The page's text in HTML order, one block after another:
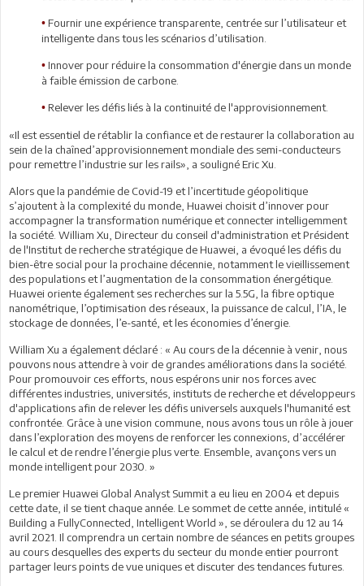
• Fournir une expérience transparente, centrée sur l’utilisateur et
intelligente dans tous les scénarios d’utilisation.
• Innover pour réduire la consommation d'énergie dans un monde
à faible émission de carbone.
• Relever les défis liés à la continuité de l'approvisionnement.
«Il est essentiel de rétablir la confiance et de restaurer la collaboration au
sein de la chaîned’approvisionnement mondiale des semi-conducteurs
pour remettre l’industrie sur les rails», a souligné Eric Xu.
Alors que la pandémie de Covid-19 et l’incertitude géopolitique
s’ajoutent à la complexité du monde, Huawei choisit d’innover pour
accompagner la transformation numérique et connecter intelligemment
la société. William Xu, Directeur du conseil d'administration et Président
de l'Institut de recherche stratégique de Huawei, a évoqué les défis du
bien-être social pour la prochaine décennie, notamment le vieillissement
des populations et l’augmentation de la consommation énergétique.
Huawei oriente également ses recherches sur la 5.5G, la fibre optique
nanométrique, l’optimisation des réseaux, la puissance de calcul, l’IA, le
stockage de données, l’e-santé, et les économies d’énergie.
William Xu a également déclaré : « Au cours de la décennie à venir, nous
pouvons nous attendre à voir de grandes améliorations dans la société.
Pour promouvoir ces efforts, nous espérons unir nos forces avec
différentes industries, universités, instituts de recherche et développeurs
d'applications afin de relever les défis universels auxquels l'humanité est
confrontée. Grâce à une vision commune, nous avons tous un rôle à jouer
dans l’exploration des moyens de renforcer les connexions, d’accélérer
le calcul et de rendre l’énergie plus verte. Ensemble, avançons vers un
monde intelligent pour 2030. »
Le premier Huawei Global Analyst Summit a eu lieu en 2004 et depuis
cette date, il se tient chaque année. Le sommet de cette année, intitulé «
Building a FullyConnected, Intelligent World », se déroulera du 12 au 14
avril 2021. Il comprendra un certain nombre de séances en petits groupes
au cours desquelles des experts du secteur du monde entier pourront
partager leurs points de vue uniques et discuter des tendances futures.